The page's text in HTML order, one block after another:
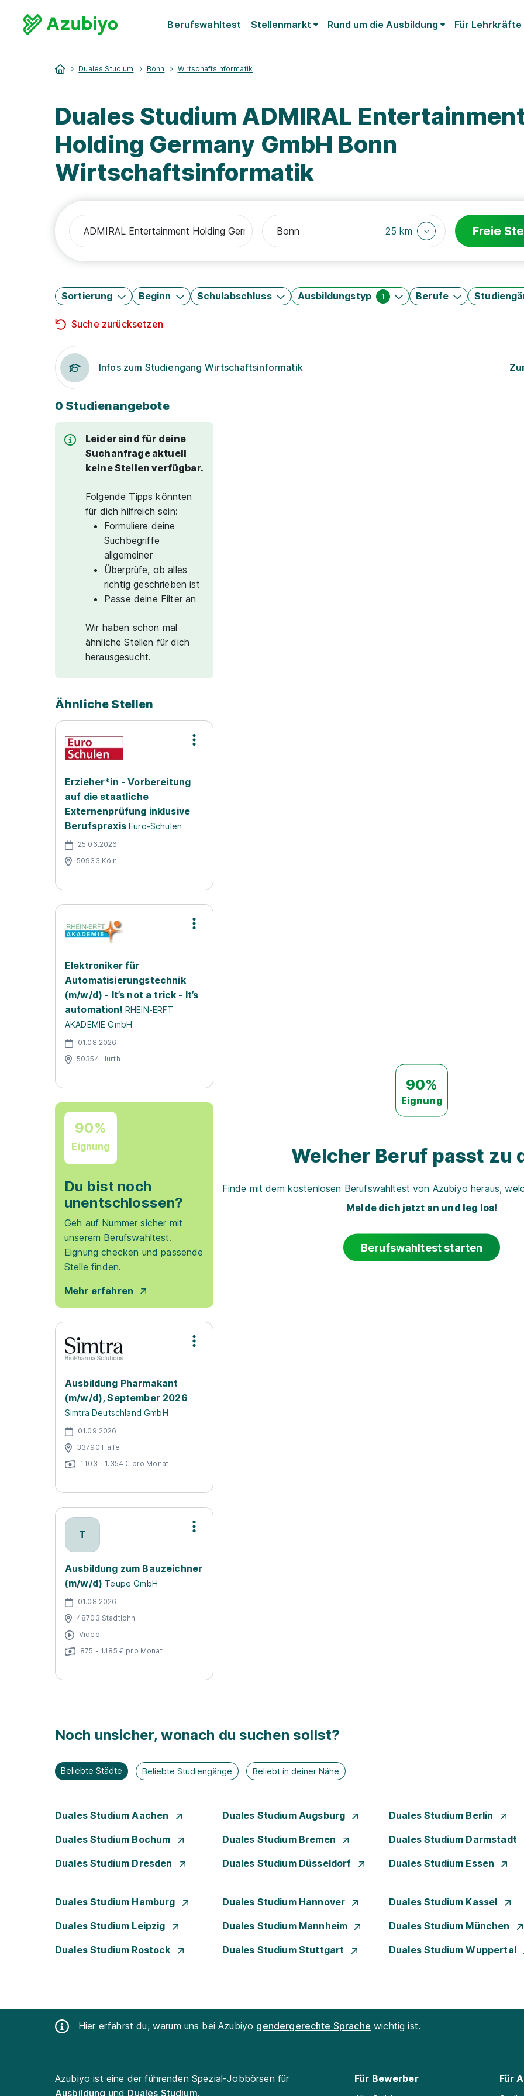
Berufswahltest Stellenmarkt Rund um die Ausbildung Für Lehrkräfte
Duales Studium Bonn Wirtschaftsinformatik
Duales Studium ADMIRAL
Holding Germany GmbH Bonn
Wirtschaftsinformatik
25 km Freie
Sortierung Beginn Schulabschluss Ausbildungstyp 1 Berufe
Suche zurücksetzen
Infos zum Studiengang Wirtschaftsinformatik
0 Studienangebote
Leider sind für deine
Suchanfrage aktuell
keine Stellen verfügbar.
Folgende Tipps könnten
für dich hilfreich sein:
Formuliere deine
Suchbegriffe
allgemeiner
Überprüfe, ob alles
richtig geschrieben ist
Passe deine Filter an
Wir haben schon mal
ähnliche Stellen für dich
herausgesucht.
Ähnliche Stellen
Erzieher*in - Vorbereitung
auf die staatliche
Externenprüfung inklusive
Berufspraxis Euro-Schulen
25.06.2026
50933 Köln
Elektroniker für
Automatisierungstechnik
(m/w/d) - It’s not a trick - It’s
automation! RHEIN-ERFT
AKADEMIE GmbH
01.08.2026
50354 Hürth
90%
Eignung
Du bist noch
unentschlossen?
Geh auf Nummer sicher mit
unserem Berufswahltest.
Eignung checken und passende
Stelle finden.
Mehr erfahren
Ausbildung Pharmakant
(m/w/d), September 2026
Simtra Deutschland GmbH
01.09.2026
33790 Halle
1.103 - 1.354 € pro Monat
T
Ausbildung zum Bauzeichner
(m/w/d) Teupe GmbH
01.08.2026
48703 Stadtlohn
Video
875 - 1.185 € pro Monat
90%
Eignung
Welcher Beruf passt zu
Finde mit dem kostenlosen Berufswahltest von Azubiyo heraus,
Melde dich jetzt an und leg los!
Berufswahltest starten
Noch unsicher, wonach du suchen sollst?
Beliebte Städte Beliebte Studiengänge Beliebt in deiner Nähe
Duales Studium Aachen Duales Studium Augsburg Duales Studium Berlin
Duales Studium Bochum Duales Studium Bremen Duales Studium Darmstadt
Duales Studium Dresden Duales Studium Düsseldorf Duales Studium Essen
Duales Studium Hamburg Duales Studium Hannover Duales Studium Kassel
Duales Studium Leipzig Duales Studium Mannheim Duales Studium München
Duales Studium Rostock Duales Studium Stuttgart Duales Studium Wuppertal
Hier erfährst du, warum uns bei Azubiyo gendergerechte Sprache wichtig ist.
Azubiyo ist eine der führenden Spezial-Jobbörsen für
Ausbildung und Duales Studium.
Für Bewerber
Für